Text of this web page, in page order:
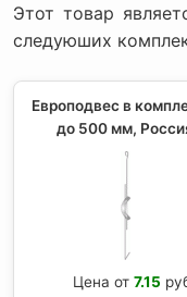
Этот товар
следуюших
Европодвес в
до 500 мм,
Цена от 7.15